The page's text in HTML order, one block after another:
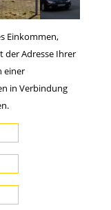
Einkommen,
der Adresse Ihrer
einer
in Verbindung